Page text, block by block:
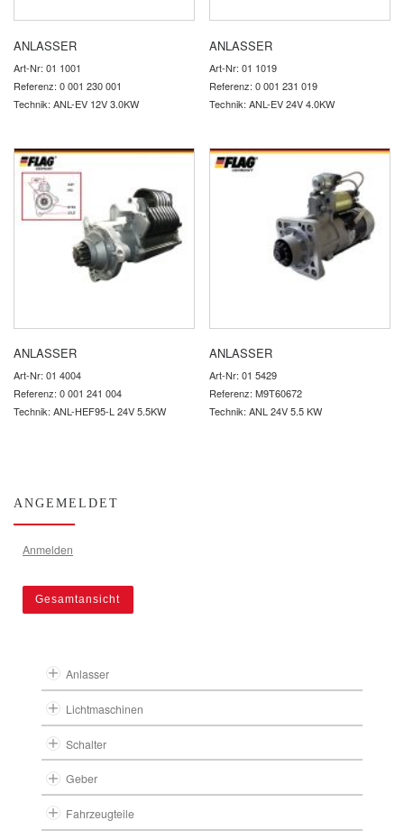
ANLASSER
Art-Nr: 01 1001
Referenz: 0 001 230 001
Technik: ANL-EV 12V 3.0KW
ANLASSER
Art-Nr: 01 1019
Referenz: 0 001 231 019
Technik: ANL-EV 24V 4.0KW
ANLASSER
Art-Nr: 01 4004
Referenz: 0 001 241 004
Technik: ANL-HEF95-L 24V 5.5KW
ANLASSER
Art-Nr: 01 5429
Referenz: M9T60672
Technik: ANL 24V 5.5 KW
ANGEMELDET
Anmelden
Gesamtansicht
Anlasser
Lichtmaschinen
Schalter
Geber
Fahrzeugteile